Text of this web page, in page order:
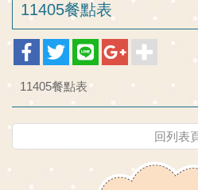
11405餐點表
11405餐點表
回列表